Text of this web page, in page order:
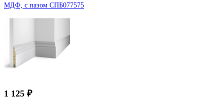
МДФ, с пазом СПБ077575
1 125 ₽